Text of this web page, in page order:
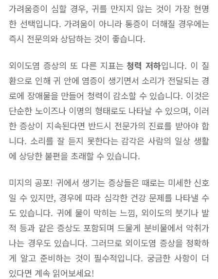
가려움증이 심할 경우, 귀를 만지지 않는 것이 가장 현명
한 선택입니다. 가려움이 아니라 통증이 더해질 경우에는
즉시 전문의와 상담하는 것이 좋습니다.
외이도염 증상의 또 다른 지표는청력 저하입니다. 이 질
환으로 인해 귀 안에 염증이 생기면서 소리가 전달되는 경
로에 장애물을 만들어 청력이 감소할 수 있습니다. 이것은
단순한 노이즈나 이명의 형태로도 나타날 수 있으며, 이러
한 증상이 지속된다면 반드시 전문가의 진료를 받아야 합
니다. 소리를 잘 듣지 못한다는 감각은 사람의 일상 생활
에 상당한 불편을 초래할 수 있습니다.
미지의 공포! 귀에서 생기는 증상들은 때로는 미세한 신호
일 수 있지만, 경우에 따라 심각한 건강 문제를 나타낼 수
도 있습니다. 귀에 물이 막히는 느낌, 외이도의 붓기나 발
적 등과 같은 증상도 포함되며 드물게 분비물에서 악취가
나는 경우도 있습니다. 그러므로 외이도염 증상을 정확하
게 알고 준비하는 것이 필수적입니다. 궁금한 사항이 더
있다면 계속 읽어보세요!